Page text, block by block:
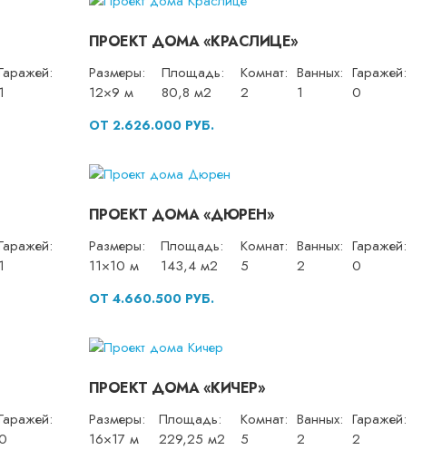
1
ПРОЕКТ ДОМА «КРАСЛИЦЕ»
Размеры:
12×9 м
Площадь:
80,8 м2
Комнат:
2
Ванных:
1
Гаражей:
0
ОТ 2.626.000 РУБ.
1
ПРОЕКТ ДОМА «ДЮРЕН»
Размеры:
11×10 м
Площадь:
143,4 м2
Комнат:
5
Ванных:
2
Гаражей:
0
ОТ 4.660.500 РУБ.
ПРОЕКТ ДОМА «КИЧЕР»
Размеры:
16×17 м
Площадь:
229,25 м2
Комнат:
5
Ванных:
2
Гаражей:
2